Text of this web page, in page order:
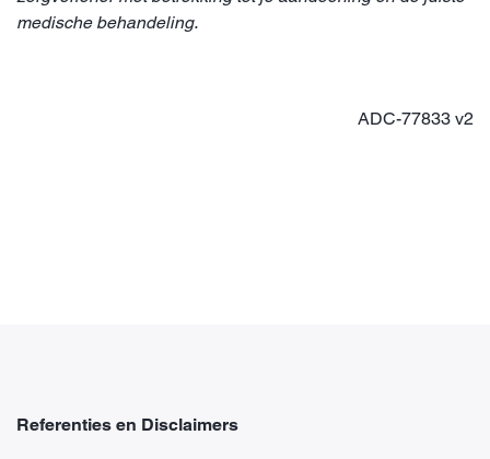
medische behandeling.
ADC-77833 v2
Referenties en Disclaimers